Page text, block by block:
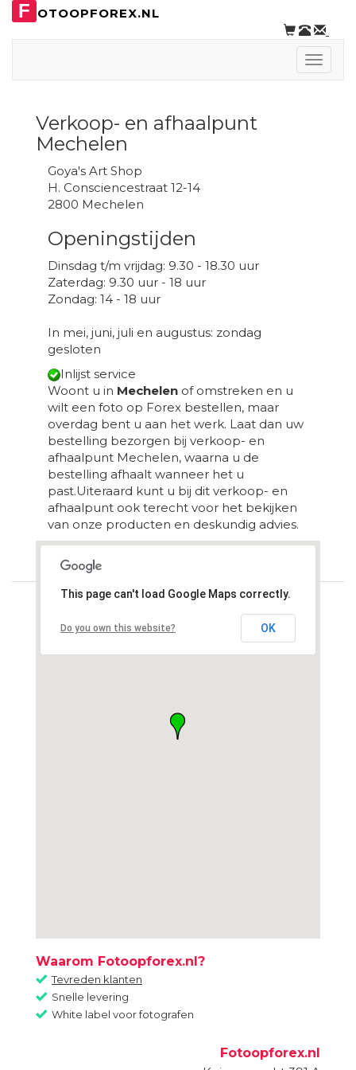
F OTOOPFOREX.NL
Toggle
Verkoop- en afhaalpunt
Mechelen
Goya's Art Shop
H. Consciencestraat 12-14
2800 Mechelen
Openingstijden
Dinsdag t/m vrijdag: 9.30 - 18.30 uur
Zaterdag: 9.30 uur - 18 uur
Zondag: 14 - 18 uur
In mei, juni, juli en augustus: zondag
gesloten
Inlijst service
Woont u in Mechelen of omstreken en u
wilt een foto op Forex bestellen, maar
overdag bent u aan het werk. Laat dan uw
bestelling bezorgen bij verkoop- en
afhaalpunt Mechelen, waarna u de
bestelling afhaalt wanneer het u
past.Uiteraard kunt u bij dit verkoop- en
afhaalpunt ook terecht voor het bekijken
van onze producten en deskundig advies.
Loading...
This page can't load Google Maps correctly.
Do you own this website? OK
Waarom Fotoopforex.nl?
Tevreden klanten
Snelle levering
White label voor fotografen
Fotoopforex.nl